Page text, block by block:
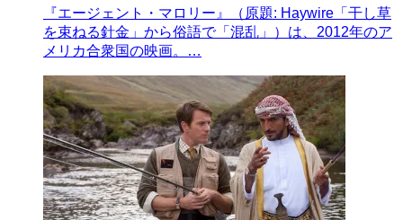
『エージェント・マロリー』（原題: Haywire「干し草
を束ねる針金」から俗語で「混乱」）は、2012年のア
メリカ合衆国の映画。…